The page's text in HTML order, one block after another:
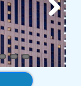
Next